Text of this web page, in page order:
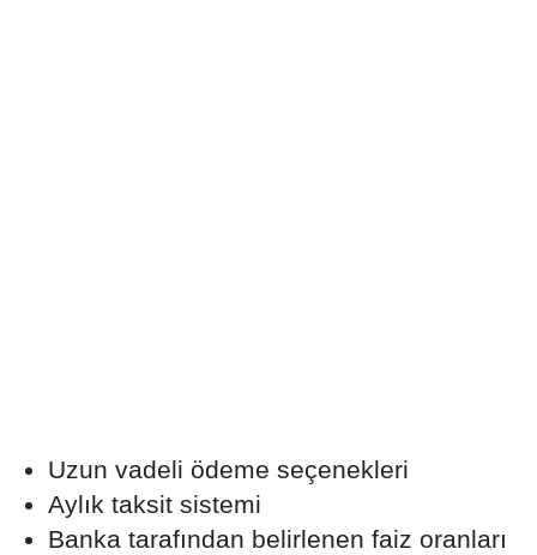
Uzun vadeli ödeme seçenekleri
Aylık taksit sistemi
Banka tarafından belirlenen faiz oranları